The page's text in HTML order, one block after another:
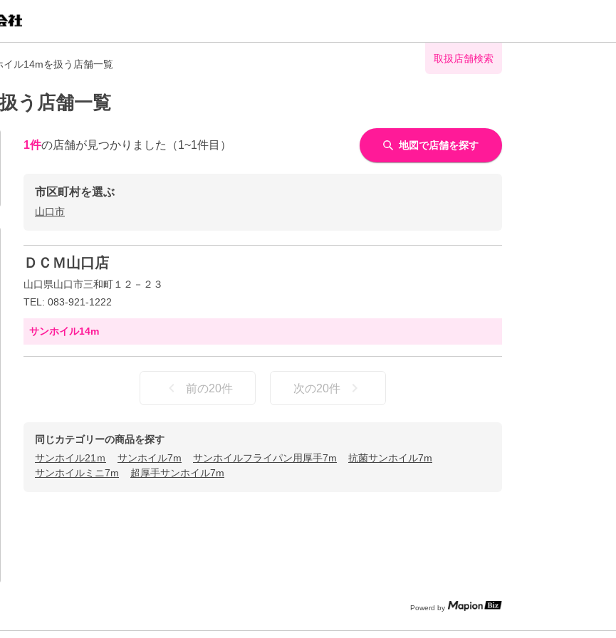
ル14mを扱う店舗一覧 取扱店舗検索
う店舗一覧
1件の店舗が見つかりました （1~1件目） 地図で店舗を探す
市区町村を選ぶ
山口市
ＤＣＭ山口店
山口県山口市三和町１２－２３
TEL: 083-921-1222
サンホイル14m
前の20件 次の20件
同じカテゴリーの商品を探す
サンホイル21ｍ
サンホイル7m サンホイルフライパン用厚手7m
抗菌サンホイル7m
サンホイルミニ7m
超厚手サンホイル7m
Powerd by